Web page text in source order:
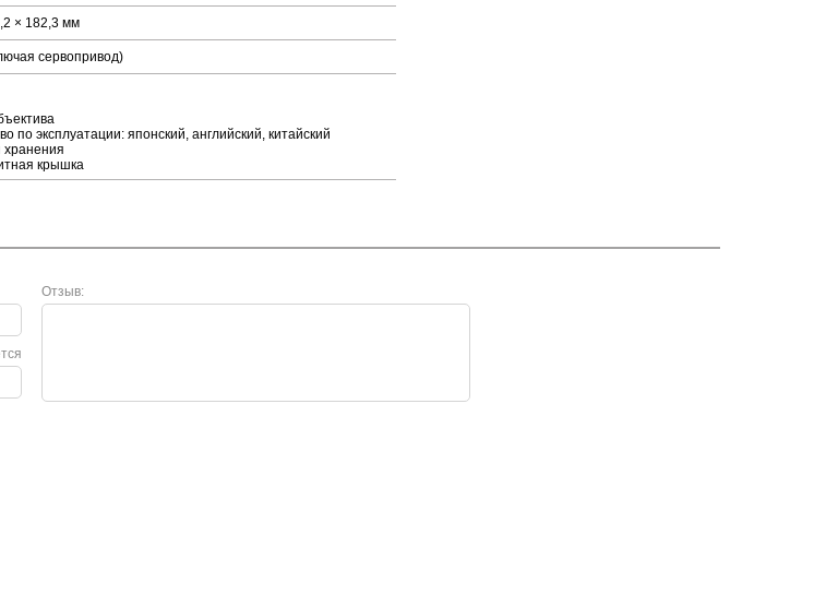
× 182,3 мм
сервопривод)
по эксплуатации: японский, английский, китайский
хранения
крышка
Отзыв: